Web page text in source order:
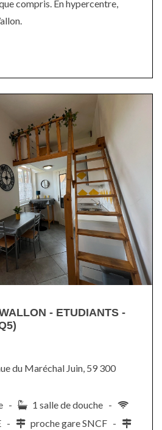
compris. En hypercentre,
- ETUDIANTS -
du Maréchal Juin, 59 300
-
1 salle de douche -
-
proche gare SNCF -